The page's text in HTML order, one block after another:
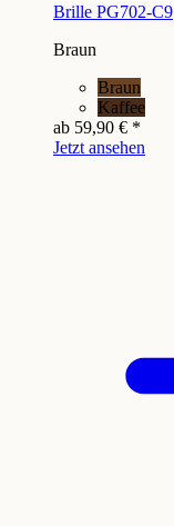
Brille PG702-C9
Braun
Braun
Kaffee
ab 59,90 € *
Jetzt ansehen